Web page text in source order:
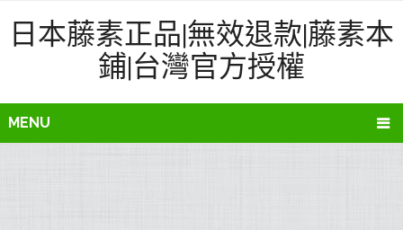
日本藤素正品|無效退款|藤素本
鋪|台灣官方授權
MENU